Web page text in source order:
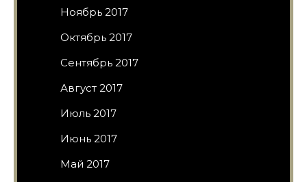
Ноябрь 2017
Октябрь 2017
Сентябрь 2017
Август 2017
Июль 2017
Июнь 2017
Май 2017